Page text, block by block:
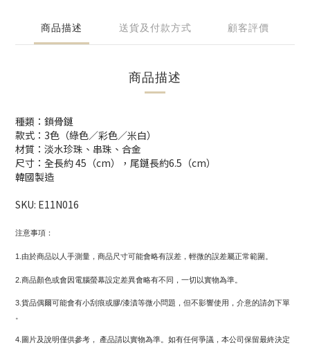
商品描述 送貨及付款方式 顧客評價
商品描述
種類：鎖骨鏈
款式：3色（綠色／彩色／米白）
材質：淡水珍珠、串珠、合金
尺寸：全長約 45（cm），尾鏈長約6.5（cm）
韓國製造
SKU: E11N016
注意事項：
1.由於商品以人手測量，商品尺寸可能會略有誤差，輕微的誤差屬正常範圍。
2.商品顏色或會因電腦螢幕設定差異會略有不同，一切以實物為準。
3.貨品偶爾可能會有小刮痕或膠/漆漬等微小問題，但不影響使用，介意的請勿下單
4.圖片及說明僅供參考， 產品請以實物為準。如有任何爭議，本公司保留最終決定